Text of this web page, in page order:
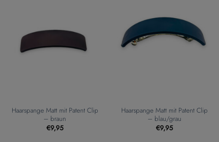
Haarspange Matt mit Patent Clip
– braun
€9,95
Haarspange Matt mit Patent Clip
– blau/grau
€9,95